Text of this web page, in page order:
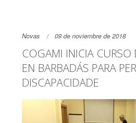
Novas 09 de noviembre de 2018
COGAMI INICIA CURSO
EN BARBADÁS PARA
DISCAPACIDADE